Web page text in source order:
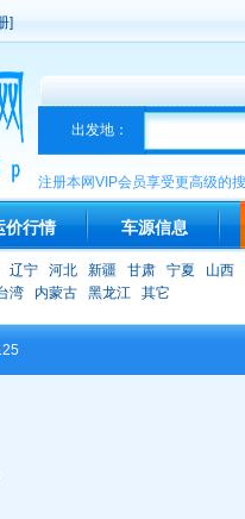
]
出发地：
注册本网VIP会员享受更高级的
价行情 车源信息
辽宁 河北 新疆 甘肃 宁夏
山西
湾 内蒙古 黑龙江 其它